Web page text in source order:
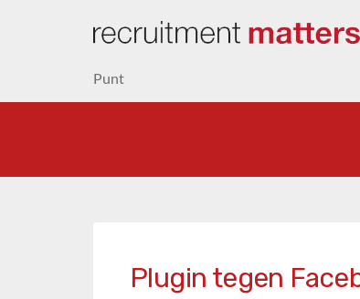
Punt
Plugin tegen